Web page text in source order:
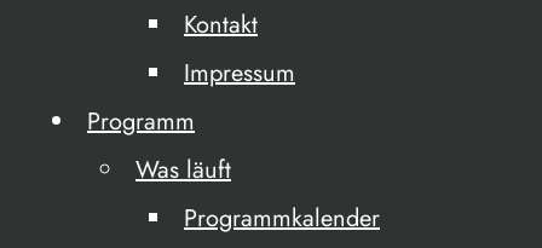
Kontakt
Impressum
Programm
Was läuft
Programmkalender